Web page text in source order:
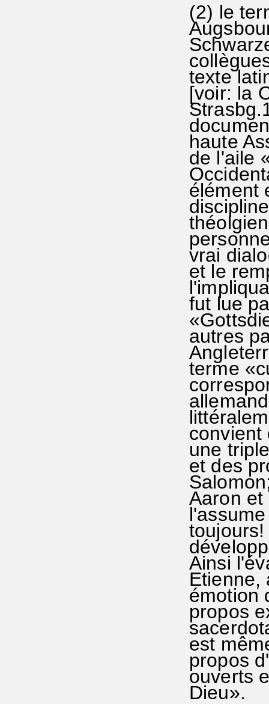
(2) le
texte
[voir: la
haute
de l'aile
élément
vrai
et le
fut lue
autres
terme
convient
une
et des
Aaron et
Ainsi
Etienne,
émotion
propos
est
propos
ouverts
Dieu».